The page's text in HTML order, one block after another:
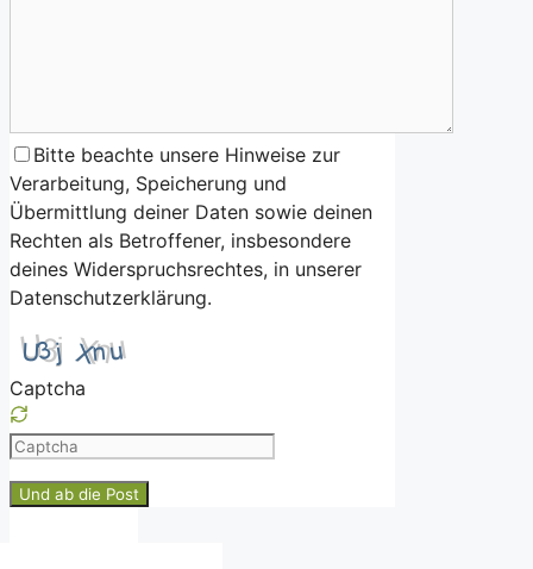
Bitte beachte unsere Hinweise zur
Verarbeitung, Speicherung und
Übermittlung deiner Daten sowie deinen
Rechten als Betroffener, insbesondere
deines Widerspruchsrechtes, in unserer
Datenschutzerklärung.
Captcha
Please
the